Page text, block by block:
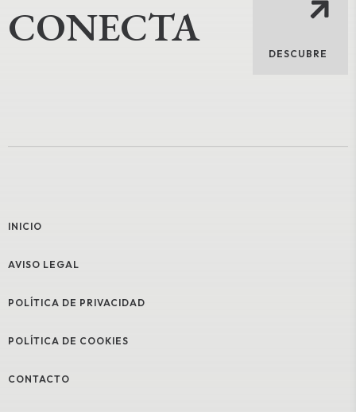
CONECTA
DESCUBRE
INICIO
AVISO LEGAL
POLÍTICA DE PRIVACIDAD
POLÍTICA DE COOKIES
CONTACTO